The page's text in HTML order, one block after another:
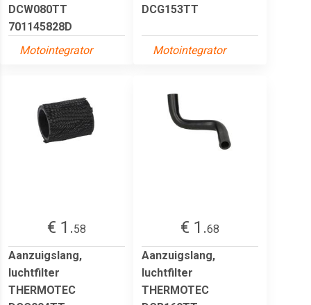
DCW080TT
701145828D
Motointegrator
DCG153TT
Motointegrator
€ 1.58
Aanzuigslang,
luchtfilter
THERMOTEC
€ 1.68
Aanzuigslang,
luchtfilter
THERMOTEC